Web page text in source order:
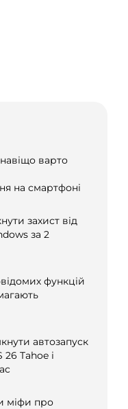
варто
на смартфоні
захист від
за 2
функцій
автозапуск
Tahoe і
міфи про